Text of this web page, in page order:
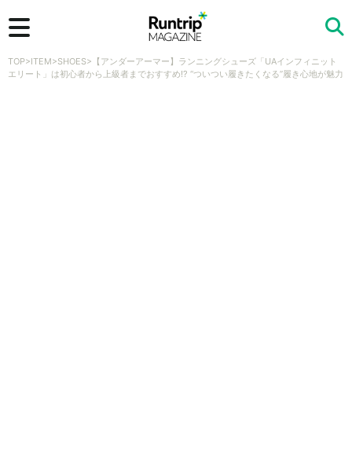
検索
TOP>ITEM>SHOES> 【アンダーアーマー】ランニングシューズ「UAインフィニット
エリート」は初心者から上級者までおすすめ!? “ついつい履きたくなる”履き心地が魅力